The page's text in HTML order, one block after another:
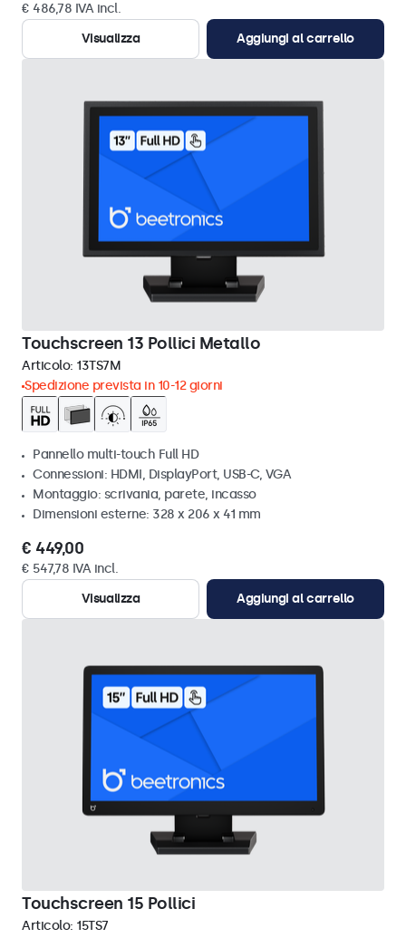
€ 486,78 IVA incl.
Visualizza
Aggiungi al carrello
Touchscreen 13 Pollici Metallo
Articolo: 13TS7M
Spedizione prevista in 10-12 giorni
Pannello multi-touch Full HD
Connessioni: HDMI, DisplayPort, USB-C, VGA
Montaggio: scrivania, parete, incasso
Dimensioni esterne: 328 x 206 x 41 mm
€ 449,00
€ 547,78 IVA incl.
Visualizza
Aggiungi al carrello
Touchscreen 15 Pollici
Articolo: 15TS7